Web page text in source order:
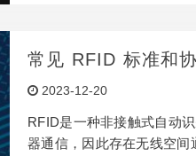
常见 RFID 标准和
2023-12-20
RFID是一种非接触式自动
器通信，因此存在无线空